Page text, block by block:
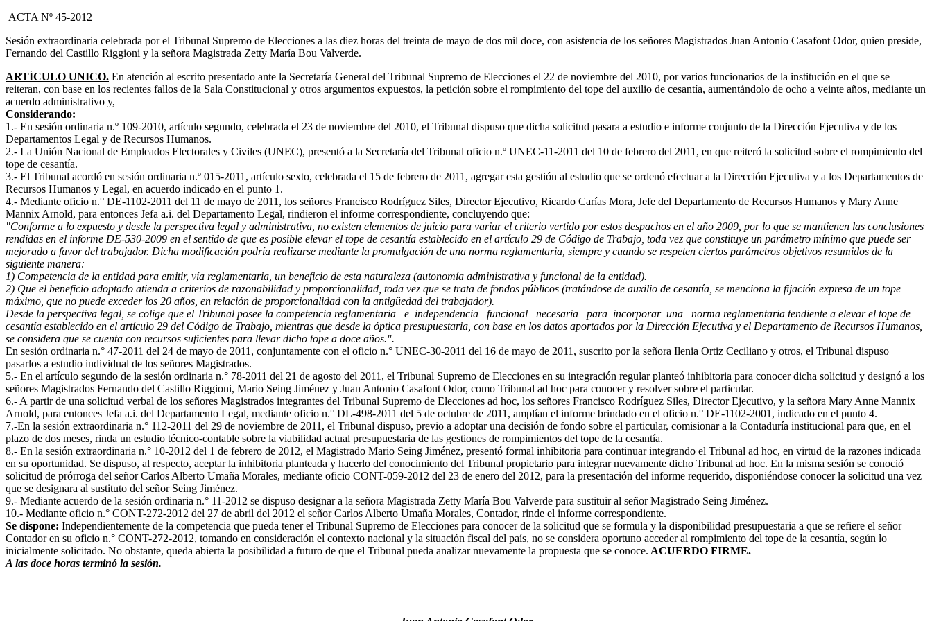
ACTA Nº 45-2012
Sesión extraordinaria celebrada por el Tribunal Supremo de Elecciones a las diez horas del treinta de mayo de dos mil doce, con asistencia de los señores Magistrados Juan Antonio Casafont Odor, quien preside,
Fernando del Castillo Riggioni y la señora Magistrada Zetty María Bou Valverde.
ARTÍCULO UNICO. En atención al escrito presentado ante la Secretaría General del Tribunal Supremo de Elecciones el 22 de noviembre del 2010, por varios funcionarios de la institución en el que se
reiteran, con base en los recientes fallos de la Sala Constitucional y otros argumentos expuestos, la petición sobre el rompimiento del tope del auxilio de cesantía, aumentándolo de ocho a veinte años, mediante un
acuerdo administrativo y,
Considerando:
1.- En sesión ordinaria n.º 109-2010, artículo segundo, celebrada el 23 de noviembre del 2010, el Tribunal dispuso que dicha solicitud pasara a estudio e informe conjunto de la Dirección Ejecutiva y de los
Departamentos Legal y de Recursos Humanos.
2.- La Unión Nacional de Empleados Electorales y Civiles (UNEC), presentó a la Secretaría del Tribunal oficio n.º UNEC-11-2011 del 10 de febrero del 2011, en que reiteró la solicitud sobre el rompimiento del
tope de cesantía.
3.- El Tribunal acordó en sesión ordinaria n.º 015-2011, artículo sexto, celebrada el 15 de febrero de 2011, agregar esta gestión al estudio que se ordenó efectuar a la Dirección Ejecutiva y a los Departamentos de
Recursos Humanos y Legal, en acuerdo indicado en el punto 1.
4.- Mediante oficio n.° DE-1102-2011 del 11 de mayo de 2011, los señores Francisco Rodríguez Siles, Director Ejecutivo, Ricardo Carías Mora, Jefe del Departamento de Recursos Humanos y Mary Anne
Mannix Arnold, para entonces Jefa a.i. del Departamento Legal, rindieron el informe correspondiente, concluyendo que:
"Conforme a lo expuesto y desde la perspectiva legal y administrativa, no existen elementos de juicio para variar el criterio vertido por estos despachos en el año 2009, por lo que se mantienen las conclusiones
rendidas en el informe DE-530-2009 en el sentido de que es posible elevar el tope de cesantía establecido en el artículo 29 de Código de Trabajo, toda vez que constituye un parámetro mínimo que puede ser
mejorado a favor del trabajador. Dicha modificación podría realizarse mediante la promulgación de una norma reglamentaria, siempre y cuando se respeten ciertos parámetros objetivos resumidos de la
siguiente manera:
1) Competencia de la entidad para emitir, vía reglamentaria, un beneficio de esta naturaleza (autonomía administrativa y funcional de la entidad).
2) Que el beneficio adoptado atienda a criterios de razonabilidad y proporcionalidad, toda vez que se trata de fondos públicos (tratándose de auxilio de cesantía, se menciona la fijación expresa de un tope
máximo, que no puede exceder los 20 años, en relación de proporcionalidad con la antigüedad del trabajador).
Desde la perspectiva legal, se colige que el Tribunal posee la competencia reglamentaria e independencia funcional necesaria para incorporar una norma reglamentaria tendiente a elevar el tope de
cesantía establecido en el artículo 29 del Código de Trabajo, mientras que desde la óptica presupuestaria, con base en los datos aportados por la Dirección Ejecutiva y el Departamento de Recursos Humanos,
se considera que se cuenta con recursos suficientes para llevar dicho tope a doce años.".
En sesión ordinaria n.° 47-2011 del 24 de mayo de 2011, conjuntamente con el oficio n.° UNEC-30-2011 del 16 de mayo de 2011, suscrito por la señora Ilenia Ortiz Ceciliano y otros, el Tribunal dispuso
pasarlos a estudio individual de los señores Magistrados.
5.- En el artículo segundo de la sesión ordinaria n.° 78-2011 del 21 de agosto del 2011, el Tribunal Supremo de Elecciones en su integración regular planteó inhibitoria para conocer dicha solicitud y designó a los
señores Magistrados Fernando del Castillo Riggioni, Mario Seing Jiménez y Juan Antonio Casafont Odor, como Tribunal ad hoc para conocer y resolver sobre el particular.
6.- A partir de una solicitud verbal de los señores Magistrados integrantes del Tribunal Supremo de Elecciones ad hoc, los señores Francisco Rodríguez Siles, Director Ejecutivo, y la señora Mary Anne Mannix
Arnold, para entonces Jefa a.i. del Departamento Legal, mediante oficio n.° DL-498-2011 del 5 de octubre de 2011, amplían el informe brindado en el oficio n.° DE-1102-2001, indicado en el punto 4.
7.-En la sesión extraordinaria n.° 112-2011 del 29 de noviembre de 2011, el Tribunal dispuso, previo a adoptar una decisión de fondo sobre el particular, comisionar a la Contaduría institucional para que, en el
plazo de dos meses, rinda un estudio técnico-contable sobre la viabilidad actual presupuestaria de las gestiones de rompimientos del tope de la cesantía.
8.- En la sesión extraordinaria n.° 10-2012 del 1 de febrero de 2012, el Magistrado Mario Seing Jiménez, presentó formal inhibitoria para continuar integrando el Tribunal ad hoc, en virtud de la razones indicada
en su oportunidad. Se dispuso, al respecto, aceptar la inhibitoria planteada y hacerlo del conocimiento del Tribunal propietario para integrar nuevamente dicho Tribunal ad hoc. En la misma sesión se conoció
solicitud de prórroga del señor Carlos Alberto Umaña Morales, mediante oficio CONT-059-2012 del 23 de enero del 2012, para la presentación del informe requerido, disponiéndose conocer la solicitud una vez
que se designara al sustituto del señor Seing Jiménez.
9.- Mediante acuerdo de la sesión ordinaria n.° 11-2012 se dispuso designar a la señora Magistrada Zetty María Bou Valverde para sustituir al señor Magistrado Seing Jiménez.
10.- Mediante oficio n.° CONT-272-2012 del 27 de abril del 2012 el señor Carlos Alberto Umaña Morales, Contador, rinde el informe correspondiente.
Se dispone: Independientemente de la competencia que pueda tener el Tribunal Supremo de Elecciones para conocer de la solicitud que se formula y la disponibilidad presupuestaria a que se refiere el señor
Contador en su oficio n.° CONT-272-2012, tomando en consideración el contexto nacional y la situación fiscal del país, no se considera oportuno acceder al rompimiento del tope de la cesantía, según lo
inicialmente solicitado. No obstante, queda abierta la posibilidad a futuro de que el Tribunal pueda analizar nuevamente la propuesta que se conoce. ACUERDO FIRME.
A las doce horas terminó la sesión.